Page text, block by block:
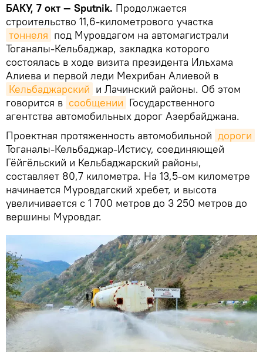
БАКУ, 7 окт — Sputnik. Продолжается
строительство 11,6-километрового участка
тоннеля под Муровдагом на автомагистрали
Тоганалы-Кельбаджар, закладка которого
состоялась в ходе визита президента Ильхама
Алиева и первой леди Мехрибан Алиевой в
Кельбаджарский и Лачинский районы. Об этом
говорится в сообщении Государственного
агентства автомобильных дорог Азербайджана.
Проектная протяженность автомобильной дороги
Тоганалы-Кельбаджар-Истису, соединяющей
Гёйгёльский и Кельбаджарский районы,
составляет 80,7 километра. На 13,5-ом километре
начинается Муровдагский хребет, и высота
увеличивается с 1 700 метров до 3 250 метров до
вершины Муровдаг.